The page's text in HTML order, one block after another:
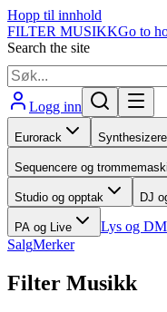
Hopp til innhold
FILTER MUSIKKGo to
Search the site
Logg inn
Eurorack
Sequencere og
Studio og opptak DJ
PA og Live Lys og
SalgMerker
Filter Musikk